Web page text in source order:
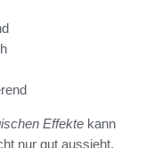
Effekte kann
nur gut aussieht,